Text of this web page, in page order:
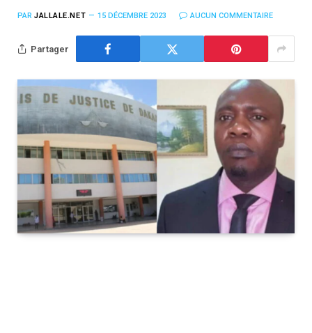
PAR JALLALE.NET 15 DÉCEMBRE 2023 AUCUN COMMENTAIRE
Partager